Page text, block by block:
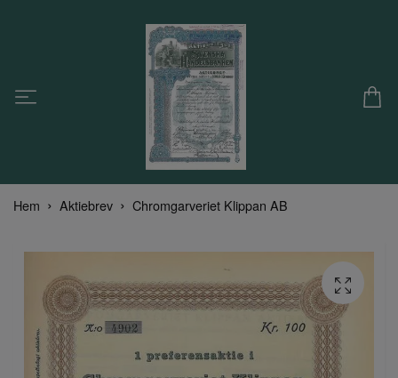
Hem Aktiebrev Chromgarveriet Klippan AB